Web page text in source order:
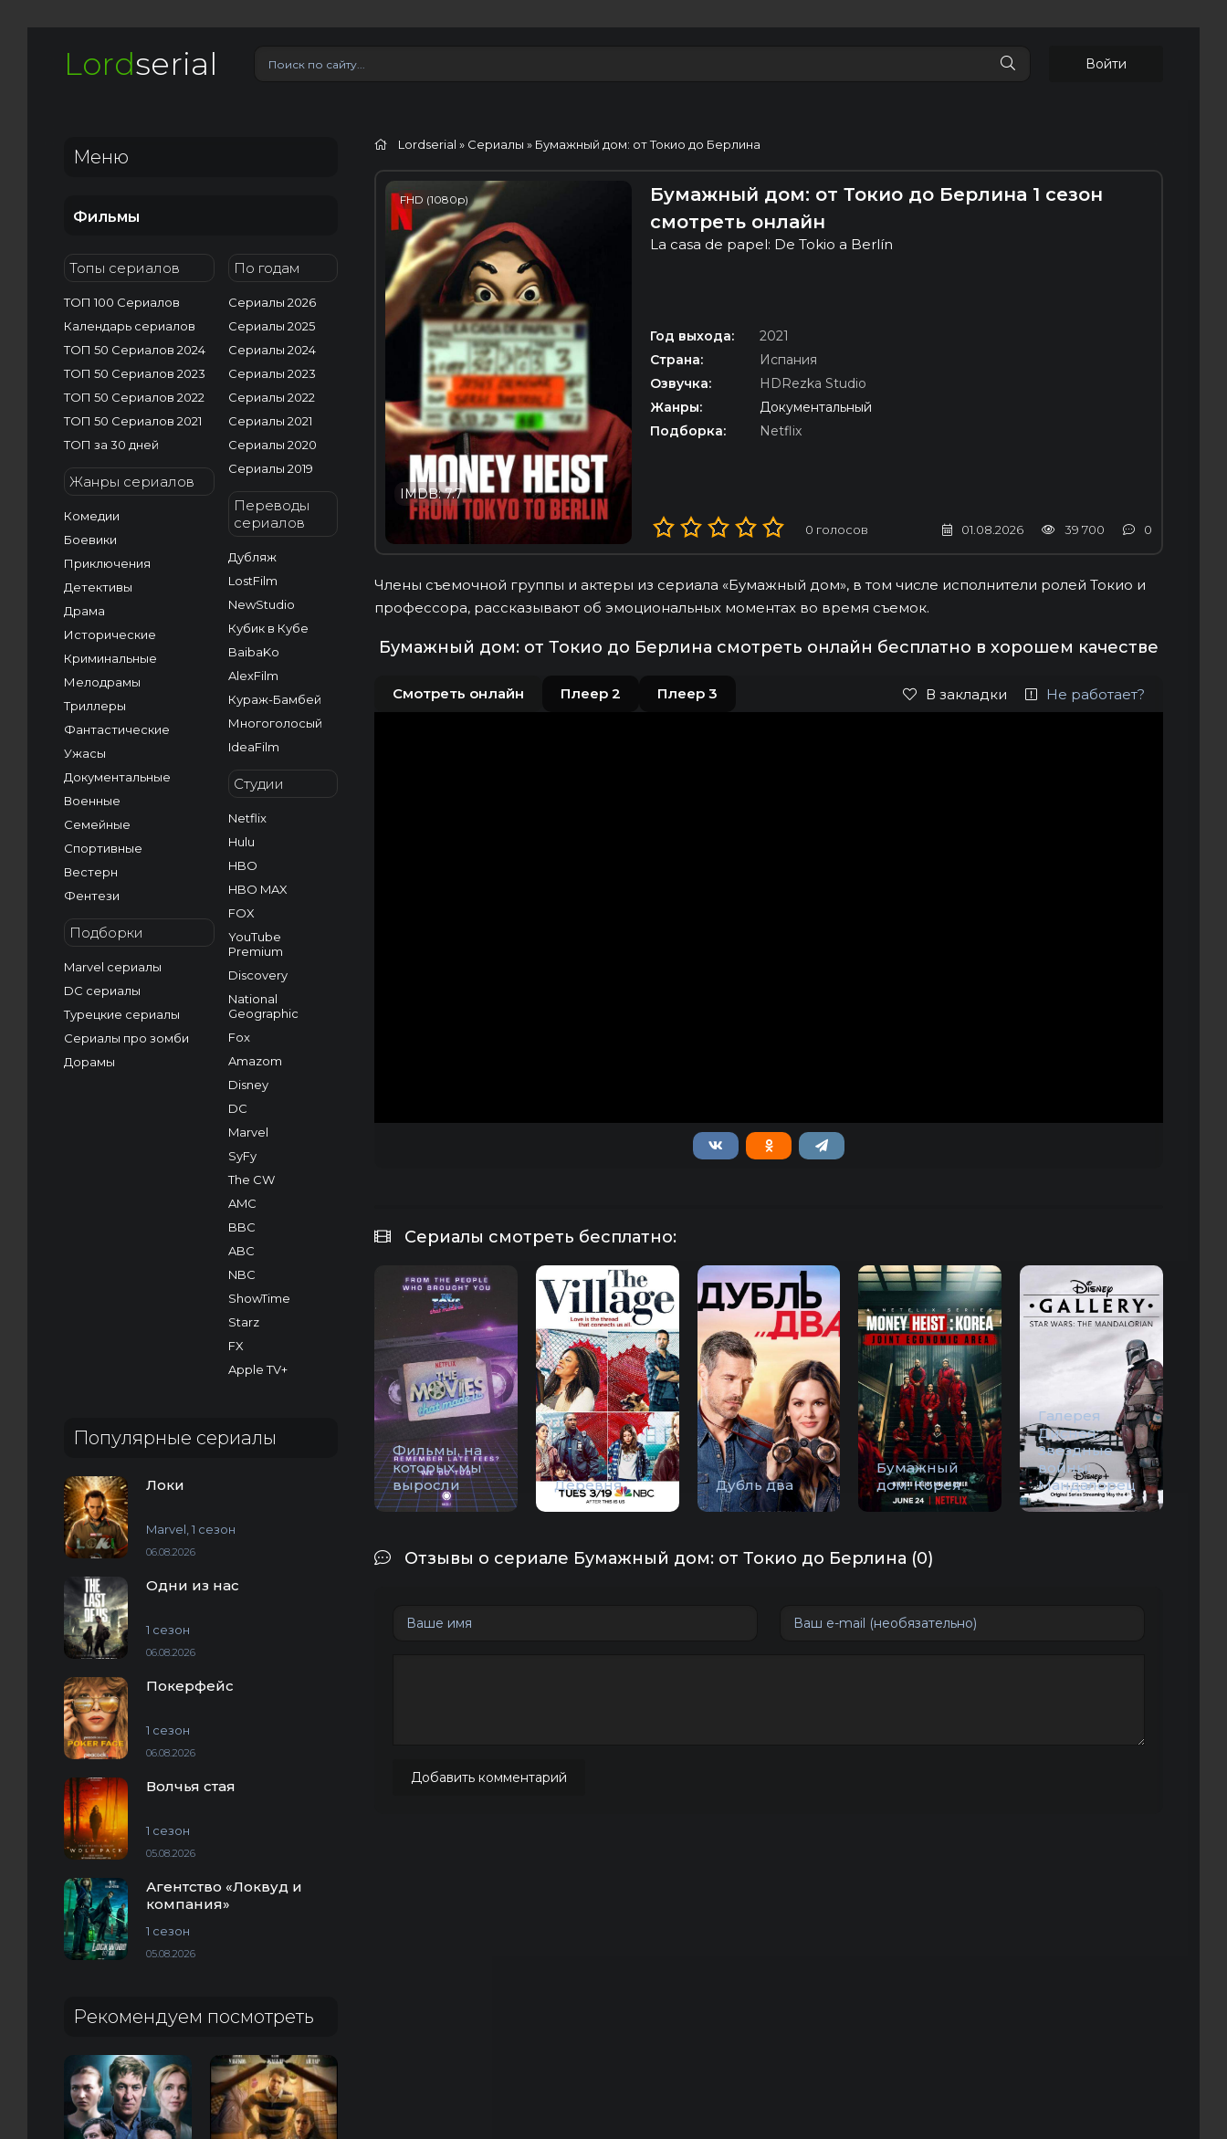
Lordserial Войти
Меню
Фильмы
Топы сериалов
ТОП 100 Сериалов
Календарь сериалов
ТОП 50 Сериалов 2024
ТОП 50 Сериалов 2023
ТОП 50 Сериалов 2022
ТОП 50 Сериалов 2021
ТОП за 30 дней
Жанры сериалов
Комедии
Боевики
Приключения
Детективы
Драма
Исторические
Криминальные
Мелодрамы
Триллеры
Фантастические
Ужасы
Документальные
Военные
Семейные
Спортивные
Вестерн
Фентези
Подборки
Marvel сериалы
DC сериалы
Турецкие сериалы
Сериалы про зомби
Дорамы
По годам
Сериалы 2026
Сериалы 2025
Сериалы 2024
Сериалы 2023
Сериалы 2022
Сериалы 2021
Сериалы 2020
Сериалы 2019
Переводы
сериалов
Дубляж
LostFilm
NewStudio
Кубик в Кубе
BaibaKo
AlexFilm
Кураж-Бамбей
Многоголосый
IdeaFilm
Студии
Netflix
Hulu
HBO
HBO MAX
FOX
YouTube
Premium
Discovery
National
Geographic
Fox
Amazom
Disney
DC
Marvel
SyFy
The CW
AMC
BBC
ABC
NBC
ShowTime
Starz
FX
Apple TV+
Популярные сериалы
Локи
Marvel, 1 сезон
06.08.2026
Одни из нас
1 сезон
06.08.2026
Покерфейс
1 сезон
06.08.2026
Волчья стая
1 сезон
05.08.2026
Агентство «Локвуд и
компания»
1 сезон
05.08.2026
Рекомендуем посмотреть
Lordserial » Сериалы » Бумажный дом: от Токио до Берлина
FHD (1080p)
IMDB: 7.7
Бумажный дом: от Токио до Берлина 1 сезон
смотреть онлайн
La casa de papel: De Tokio a Berlín
Год выхода:
2021
Страна:
Испания
Озвучка:
HDRezka Studio
Жанры:
Документальный
Подборка:
Netflix
0 голосов 01.08.2026 39 700 0
Члены съемочной группы и актеры из сериала «Бумажный дом», в том числе исполнители ролей Токио и
профессора, рассказывают об эмоциональных моментах во время съемок.
Бумажный дом: от Токио до Берлина смотреть онлайн бесплатно в хорошем качестве
Смотреть онлайн Плеер 2 Плеер 3 В закладки Не работает?
Сериалы смотреть бесплатно:
Фильмы, на
которых мы
выросли
Деревня Дубль два
Бумажный
дом: Корея
Галерея
Диснея:
Звездные
войны:
Мандалорец
Отзывы о сериале Бумажный дом: от Токио до Берлина (0)
Добавить комментарий